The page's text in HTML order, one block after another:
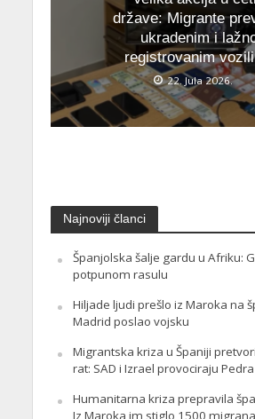
države: Migrante
ukradenim i
registrovanim
22. Jula 2026.
Najnoviji članci
Španjolska šalje gardu u Afriku:
potpunom rasulu
Hiljade ljudi prešlo iz Maroka na
Madrid poslao vojsku
Migrantska kriza u Španiji
rat: SAD i Izrael provociraju
Humanitarna kriza prepravila
Iz Maroka im stiglo 1500